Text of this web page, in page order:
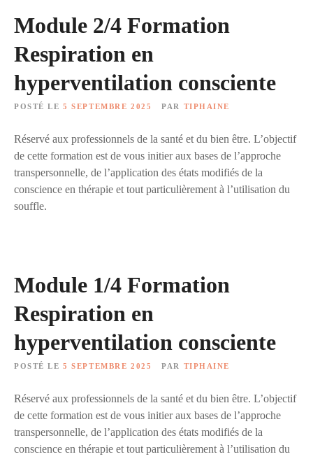
Module 2/4 Formation
Respiration en
hyperventilation consciente
POSTÉ LE 5 SEPTEMBRE 2025 PAR TIPHAINE
Réservé aux professionnels de la santé et du bien être. L’objectif
de cette formation est de vous initier aux bases de l’approche
transpersonnelle, de l’application des états modifiés de la
conscience en thérapie et tout particulièrement à l’utilisation du
souffle.
Module 1/4 Formation
Respiration en
hyperventilation consciente
POSTÉ LE 5 SEPTEMBRE 2025 PAR TIPHAINE
Réservé aux professionnels de la santé et du bien être. L’objectif
de cette formation est de vous initier aux bases de l’approche
transpersonnelle, de l’application des états modifiés de la
conscience en thérapie et tout particulièrement à l’utilisation du